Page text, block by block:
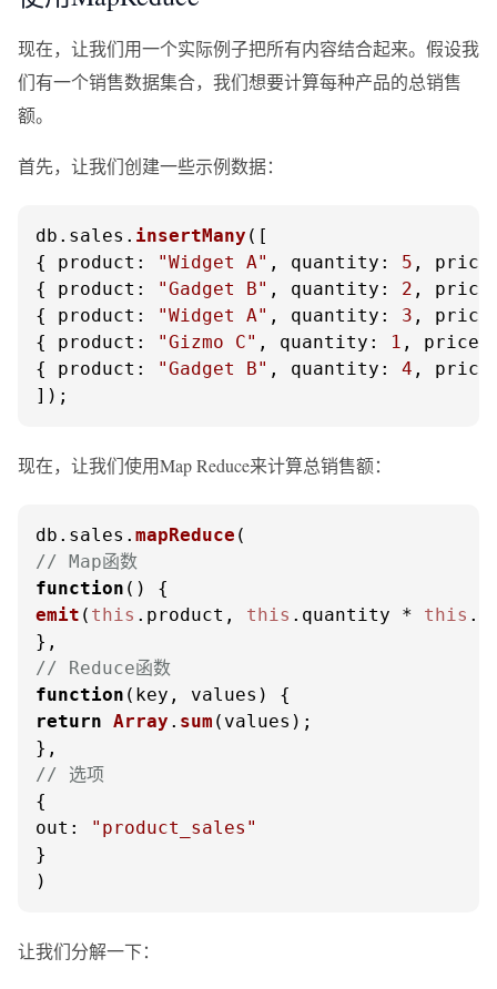
现在，让我们用一个实际例子把所有内容结合起来。假设我
们有一个销售数据集合，我们想要计算每种产品的总销售
额。
首先，让我们创建一些示例数据：
db. sales . insertMany ([
{ product : "Widget A" , quantity : 5 , price
{ product : "Gadget B" , quantity : 2 , price
{ product : "Widget A" , quantity : 3 , price
{ product : "Gizmo C" , quantity : 1 , price
{ product : "Gadget B" , quantity : 4 , price
]);
现在，让我们使用Map Reduce来计算总销售额：
db. sales . mapReduce
// Map函数
function (
emit ( this . product , this . quantity * this .
// Reduce函数
function ( key, values
return Array . sum (values);
// 选项
out :
"product_sales"
}
)
让我们分解一下：